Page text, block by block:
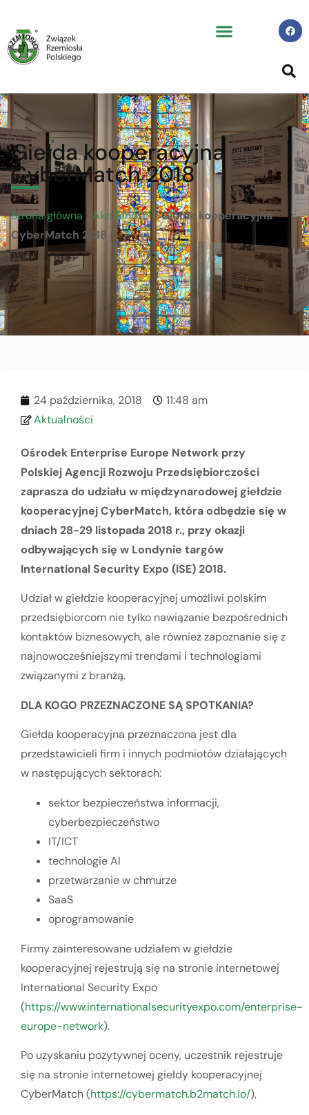
Giełda kooperacyjna
CyberMatch 2018
Strona główna / Aktualności/Giełda kooperacyjna
CyberMatch 2018
24 października, 2018
11:48 am
Aktualności
Ośrodek Enterprise Europe Network przy
Polskiej Agencji Rozwoju Przedsiębiorczości
zaprasza do udziału w międzynarodowej giełdzie
kooperacyjnej CyberMatch, która odbędzie się w
dniach 28-29 listopada 2018 r., przy okazji
odbywających się w Londynie targów
International Security Expo (ISE) 2018.
Udział w giełdzie kooperacyjnej umożliwi polskim
przedsiębiorcom nie tylko nawiązanie bezpośrednich
kontaktów biznesowych, ale również zapoznanie się z
najnowocześniejszymi trendami i technologiami
związanymi z branżą.
DLA KOGO PRZEZNACZONE SĄ SPOTKANIA?
Giełda kooperacyjna przeznaczona jest dla
przedstawicieli firm i innych podmiotów działających
w następujących sektorach:
sektor bezpieczeństwa informacji,
cyberbezpieczeństwo
IT/ICT
technologie AI
przetwarzanie w chmurze
SaaS
oprogramowanie
Firmy zainteresowane udziałem w giełdzie
kooperacyjnej rejestrują się na stronie internetowej
International Security Expo
(https://www.internationalsecurityexpo.com/enterprise-
europe-network).
Po uzyskaniu pozytywnej oceny, uczestnik rejestruje
się na stronie internetowej giełdy kooperacyjnej
CyberMatch (https://cybermatch.b2match.io/),